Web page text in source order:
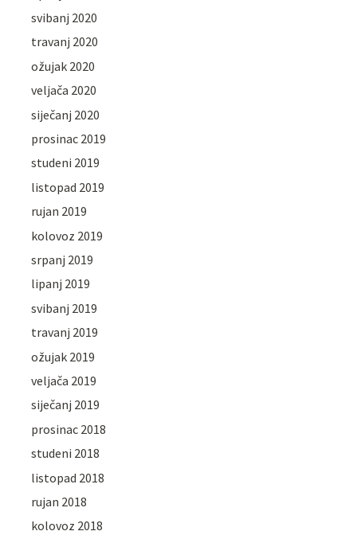
svibanj 2020
travanj 2020
ožujak 2020
veljača 2020
siječanj 2020
prosinac 2019
studeni 2019
listopad 2019
rujan 2019
kolovoz 2019
srpanj 2019
lipanj 2019
svibanj 2019
travanj 2019
ožujak 2019
veljača 2019
siječanj 2019
prosinac 2018
studeni 2018
listopad 2018
rujan 2018
kolovoz 2018